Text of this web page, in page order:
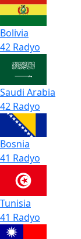
Bolivia
42 Radyo
Saudi Arabia
42 Radyo
Bosnia
41 Radyo
Tunisia
41 Radyo